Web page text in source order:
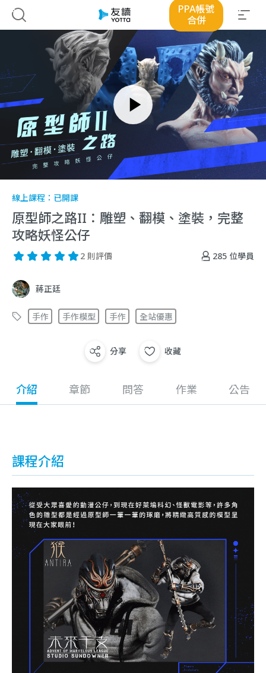
PPA帳號
合併
線上課程： 已開課
原型師之路II：雕塑、翻模、塗裝，完整
攻略妖怪公仔
285 位學員
2 則評價
蔣正廷
手作 手作模型 手作 全站優惠
分享 收藏
介紹 章節 問答 作業 公告
課程介紹